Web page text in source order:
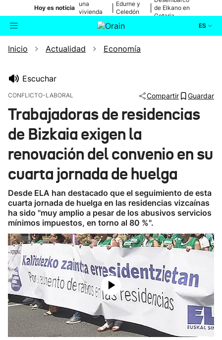
Hoy es noticia
una
vivienda
de Bilbao
Edurne y
Celedón
de Elkano en
Getaria
ES
Buscador Actualidad
Ikusmiran
Eguraldia
Inicio Actualidad Economía
Escuchar
CONFLICTO-LABORAL Compartir Guardar
Trabajadoras de residencias
de Bizkaia exigen la
renovación del convenio en su
cuarta jornada de huelga
Desde ELA han destacado que el seguimiento de esta
cuarta jornada de huelga en las residencias vizcaínas
ha sido "muy amplio a pesar de los abusivos servicios
mínimos impuestos, en torno al 80 %".